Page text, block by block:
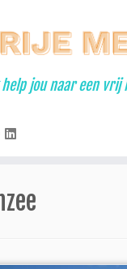
jou naar een vrij